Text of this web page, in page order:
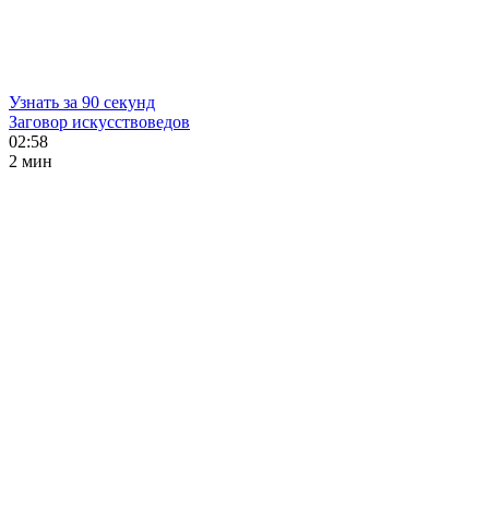
Узнать за 90 секунд
Заговор искусствоведов
02:58
2 мин